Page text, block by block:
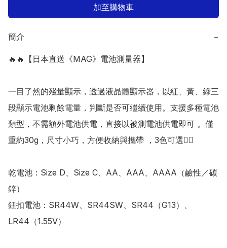
加至購物車
簡介 −
🔥🔥【日本直送《MAG》電池測量器】
一目了然的殘量顯示，透過液晶體顯示器，以紅、黃、綠三
段顯示電池剩餘電量，判斷是否可繼續使用。支援多種電池
類型，不需額外電池供電，直接以被測電池供電即可 。僅
重約30g，尺寸小巧，方便收納與攜帶 ，3色可選👍🏻
乾電池：Size D、Size C、AA、AAA、AAAA（鹼性／碳
鋅）
鈕扣電池：SR44W、SR44SW、SR44（G13）、
LR44（1.55V）